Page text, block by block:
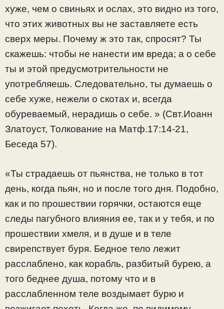
хуже, чем о свиньях и ослах, это видно из того,
что этих животных вы не заставляете есть
сверх меры. Почему ж это так, спросят? Ты
скажешь: чтобы не нанести им вреда; а о себе
ты и этой предусмотрительности не
употребляешь. Следовательно, ты думаешь о
себе хуже, нежели о скотах и, всегда
обуреваемый, нерадишь о себе. » (Свт.Иоанн
Златоуст, Толкование на Матф.17:14-21,
Беседа 57).
«Ты страдаешь от пьянства, не только в тот
день, когда пьян, но и после того дня. Подобно,
как и по прошествии горячки, остаются еще
следы пагубного влияния ее, так и у тебя, и по
прошествии хмеля, и в душе и в теле
свирепствует буря. Бедное тело лежит
расслаблено, как корабль, разбитый бурею, а
того беднее душа, потому что и в
расслабленном теле воздымает бурю и